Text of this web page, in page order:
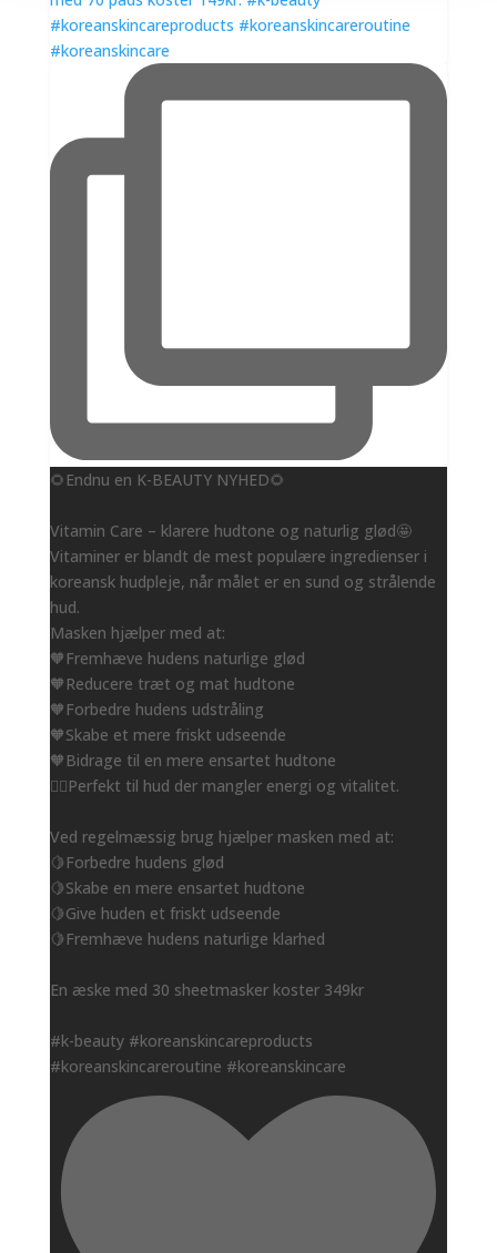
🌻Endnu en K-BEAUTY NYHED🌻
Vitamin Care – klarere hudtone og naturlig glød🤩
Vitaminer er blandt de mest populære ingredienser i
koreansk hudpleje, når målet er en sund og strålende
hud.
Masken hjælper med at:
🧡Fremhæve hudens naturlige glød
🧡Reducere træt og mat hudtone
🧡Forbedre hudens udstråling
🧡Skabe et mere friskt udseende
🧡Bidrage til en mere ensartet hudtone
👌🏻Perfekt til hud der mangler energi og vitalitet.
Ved regelmæssig brug hjælper masken med at:
🍋Forbedre hudens glød
🍋Skabe en mere ensartet hudtone
🍋Give huden et friskt udseende
🍋Fremhæve hudens naturlige klarhed
En æske med 30 sheetmasker koster 349kr
#k-beauty #koreanskincareproducts
#koreanskincareroutine #koreanskincare